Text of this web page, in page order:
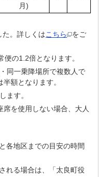
月)
。詳しくはこちら
をご
の1.2倍となります。
同一乗降場所で複数人で
額となります。
ます。
を使用しない場合、大人
各地区までの目安の時間
れる場合は、「太良町役